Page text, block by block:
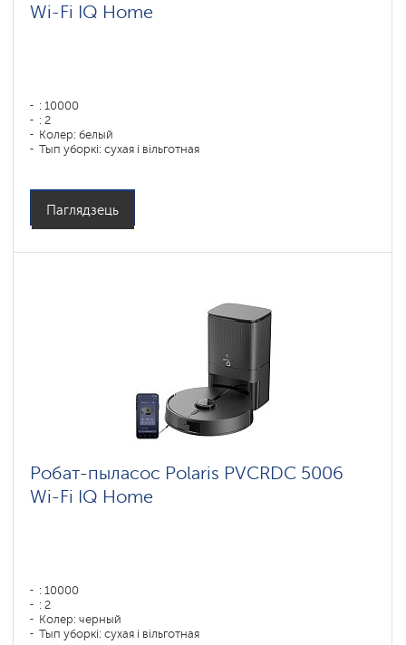
Wi-Fi IQ Home
: 10000
: 2
Колер: белый
Тып уборкі: сухая і вільготная
Паглядзець
Робат-пыласос Polaris PVCRDC 5006
Wi-Fi IQ Home
: 10000
: 2
Колер: черный
Тып уборкі: сухая і вільготная